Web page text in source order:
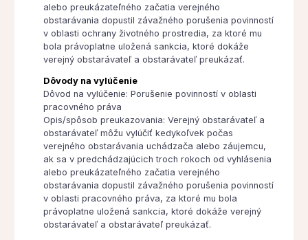
alebo preukázateľného začatia verejného
obstarávania dopustil závažného porušenia povinností
v oblasti ochrany životného prostredia, za ktoré mu
bola právoplatne uložená sankcia, ktoré dokáže
verejný obstarávateľ a obstarávateľ preukázať.
Dôvody na vylúčenie
Dôvod na vylúčenie: Porušenie povinností v oblasti
pracovného práva
Opis/spôsob preukazovania: Verejný obstarávateľ a
obstarávateľ môžu vylúčiť kedykoľvek počas
verejného obstarávania uchádzača alebo záujemcu,
ak sa v predchádzajúcich troch rokoch od vyhlásenia
alebo preukázateľného začatia verejného
obstarávania dopustil závažného porušenia povinností
v oblasti pracovného práva, za ktoré mu bola
právoplatne uložená sankcia, ktoré dokáže verejný
obstarávateľ a obstarávateľ preukázať.